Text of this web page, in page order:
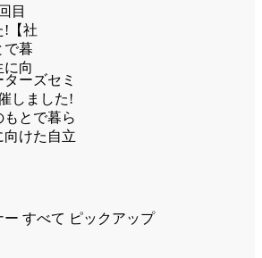
ーズセミ
しました!
もとで暮ら
向けた自立
ー すべて ピックアップ